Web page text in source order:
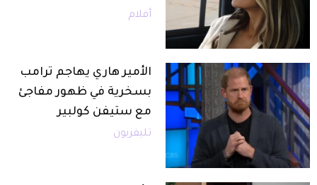
أفلام
الأمير هاري يهاجم ترامب
بسخرية في ظهور مفاجئ
مع ستيفن كولبير
تليفزيون